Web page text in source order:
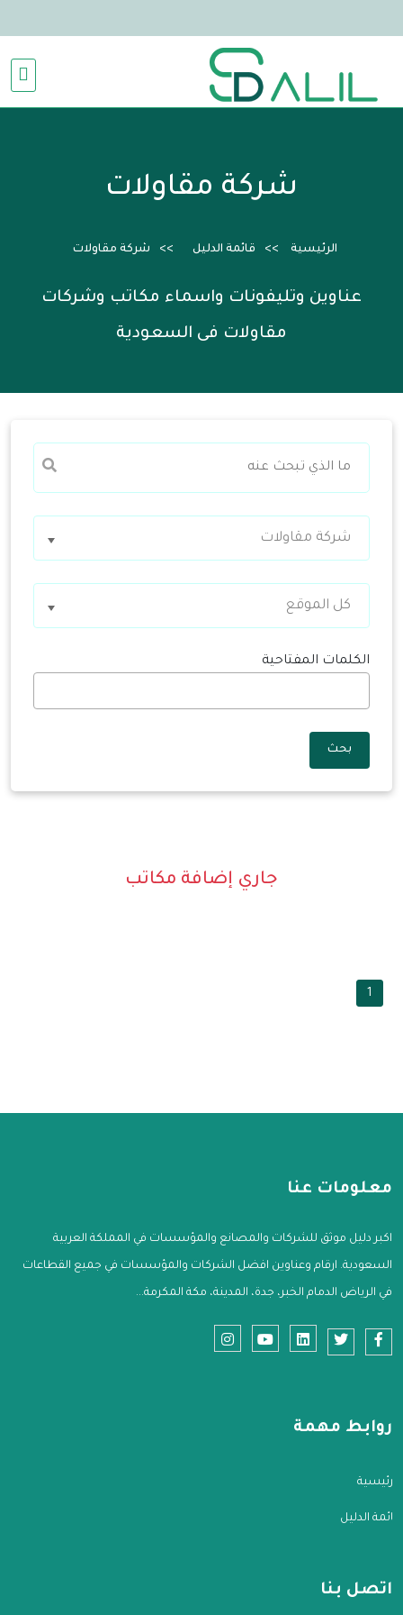
شركة مقاولات
الرئيسية قائمة الدليل شركة مقاولات
عناوين وتليفونات واسماء مكاتب وشركات
مقاولات فى السعودية
شركة مقاولات
كل الموقع
الكلمات المفتاحية
بحث
جاري إضافة مكاتب
1
معلومات عنا
اكبر دليل موثق للشركات والمصانع والمؤسسات في المملكة العربية
السعودية. ارقام وعناوين افضل الشركات والمؤسسات في جميع القطاعات
في الرياض الدمام الخبر، جدة، المدينة، مكة المكرمة...
روابط مهمة
الرئيسية
قائمة الدليل
اتصل بنا